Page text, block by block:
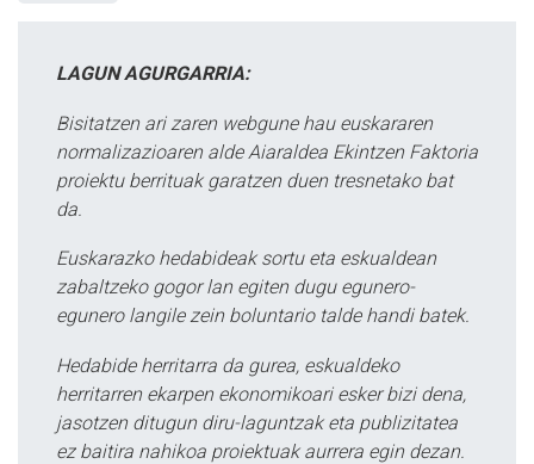
LAGUN AGURGARRIA:
Bisitatzen ari zaren webgune hau euskararen
normalizazioaren alde Aiaraldea Ekintzen Faktoria
proiektu berrituak garatzen duen tresnetako bat
da.
Euskarazko hedabideak sortu eta eskualdean
zabaltzeko gogor lan egiten dugu egunero-
egunero langile zein boluntario talde handi batek.
Hedabide herritarra da gurea, eskualdeko
herritarren ekarpen ekonomikoari esker bizi dena,
jasotzen ditugun diru-laguntzak eta publizitatea
ez baitira nahikoa proiektuak aurrera egin dezan.